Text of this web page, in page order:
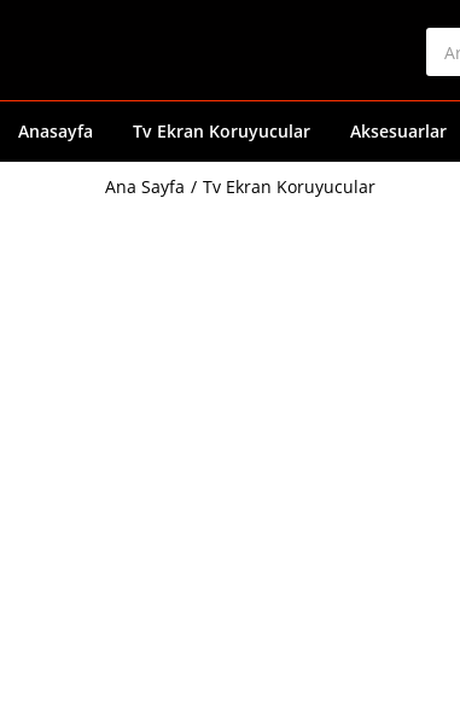
Anasayfa Tv Ekran Koruyucular Aksesuarlar
Ana Sayfa Tv Ekran Koruyucular